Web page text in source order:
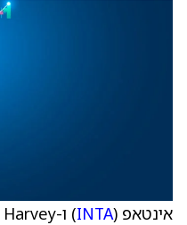
אינטאפ (INTA